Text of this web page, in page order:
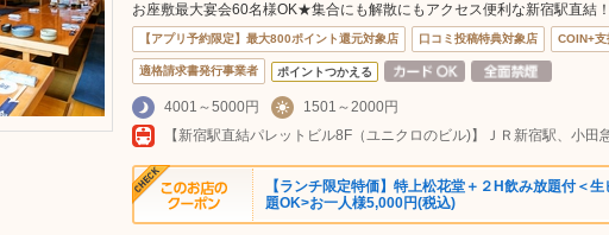
お座敷最大宴会60名様OK★集合にも解散にもアクセス便利な新宿駅直結
【アプリ予約限定】最大800ポイント還元対象店 口コミ投稿特典対象店 COIN+支
適格請求書発行事業者 ポイントつかえる
4001～5000円
1501～2000円
【ランチ限定特価】特上松花堂＋２H飲み放題付＜
題OK>お一人様5,000円(税込)